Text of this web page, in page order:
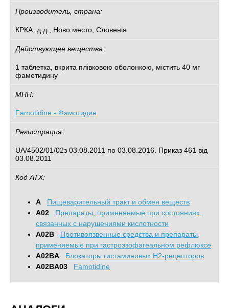
Производитель, страна:
КРКА, д.д., Ново место, Словенія
Действующее вещества:
1 таблетка, вкрита плівковою оболонкою, містить 40 мг
фамотидину
МНН:
Famotidine - Фамотидин
Регистрация:
UA/4502/01/02з 03.08.2011 по 03.08.2016. Приказ 461 від
03.08.2011
Код АТХ:
A
Пищеварительный тракт и обмен веществ
A02
Препараты, применяемые при состояниях,
связанных с нарушениями кислотности
A02B
Противоязвенные средства и препараты,
применяемые при гастроэзофагеальном рефлюксе
A02BA
Блокаторы гистаминовых H2-рецепторов
A02BA03
Famotidine